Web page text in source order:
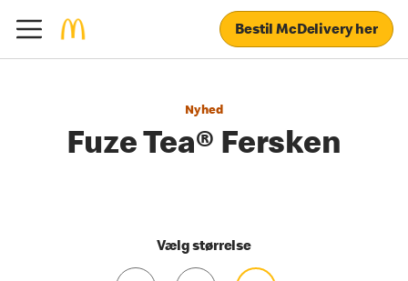
Bestil McDelivery her
Nyhed
Fuze Tea® Fersken
Vælg størrelse